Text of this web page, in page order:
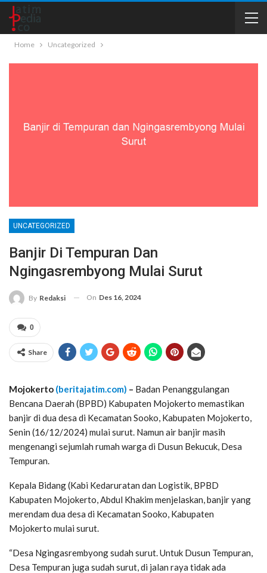
Home Uncategorized
UNCATEGORIZED
Banjir Di Tempuran Dan
Ngingasrembyong Mulai Surut
By Redaksi On Des 16, 2024
0
Share
Mojokerto (beritajatim.com) – Badan Penanggulangan
Bencana Daerah (BPBD) Kabupaten Mojokerto memastikan
banjir di dua desa di Kecamatan Sooko, Kabupaten Mojokerto,
Senin (16/12/2024) mulai surut. Namun air banjir masih
mengenangi sejumlah rumah warga di Dusun Bekucuk, Desa
Tempuran.
Kepala Bidang (Kabi Kedaruratan dan Logistik, BPBD
Kabupaten Mojokerto, Abdul Khakim menjelaskan, banjir yang
merendam dua desa di Kecamatan Sooko, Kabupaten
Mojokerto mulai surut.
“Desa Ngingasrembyong sudah surut. Untuk Dusun Tempuran,
Desa Tempuran juga sudah surut, di jalan raya tidak ada